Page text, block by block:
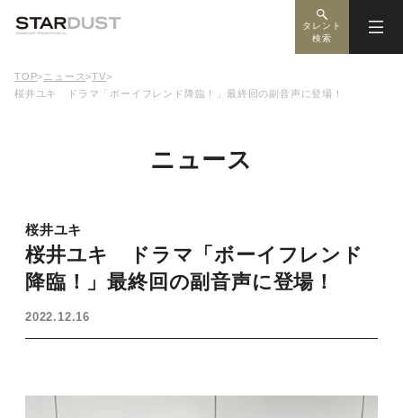
タレント
検索
TOP> ニュース>TV>
桜井ユキ ドラマ「ボーイフレンド降臨！」最終回の副音声に登場！
ニュース
桜井ユキ
桜井ユキ ドラマ「ボーイフレンド
降臨！」最終回の副音声に登場！
2022.12.16